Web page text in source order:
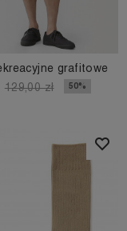
grafitowe
129,00 zł 50%